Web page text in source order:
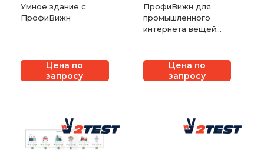
Умное здание с
ПрофиВижн
Цена по
запросу
ПрофиВижн для
промышленного
интернета вещей
Цена по
запросу